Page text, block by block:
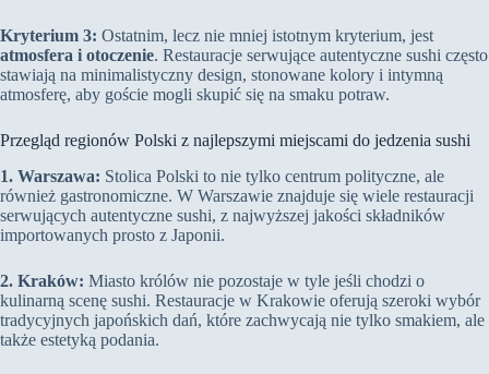
Kryterium 3: Ostatnim, lecz nie mniej istotnym kryterium, jest
atmosfera i otoczenie. Restauracje serwujące autentyczne sushi często
stawiają na minimalistyczny design, stonowane kolory i intymną
atmosferę, aby goście mogli skupić się na smaku potraw.
Przegląd regionów Polski z najlepszymi miejscami do jedzenia sushi
1. Warszawa: Stolica Polski to nie tylko centrum polityczne, ale
również gastronomiczne. W Warszawie znajduje się wiele restauracji
serwujących autentyczne sushi, z najwyższej jakości składników
importowanych prosto z Japonii.
2. Kraków: Miasto królów nie pozostaje w tyle jeśli chodzi o
kulinarną scenę sushi. Restauracje w Krakowie oferują szeroki wybór
tradycyjnych japońskich dań, które zachwycają nie tylko smakiem, ale
także estetyką podania.